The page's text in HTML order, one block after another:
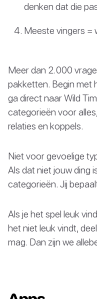
denken dat die
Meeste vingers =
Meer dan 2.000
pakketten. Begin met
ga direct naar Wild
categorieën voor
relaties en koppels.
Niet voor gevoelige
Als dat niet jouw ding
categorieën. Jij
Als je het spel leuk
het niet leuk vindt,
mag. Dan zijn we